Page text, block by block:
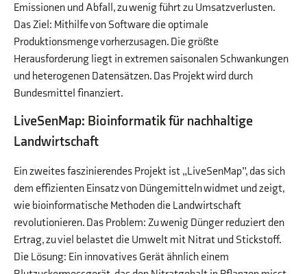
Emissionen und Abfall, zu wenig führt zu Umsatzverlusten.
Das Ziel: Mithilfe von Software die optimale
Produktionsmenge vorherzusagen. Die größte
Herausforderung liegt in extremen saisonalen Schwankungen
und heterogenen Datensätzen. Das Projekt wird durch
Bundesmittel finanziert.
LiveSenMap: Bioinformatik für nachhaltige
Landwirtschaft
Ein zweites faszinierendes Projekt ist „LiveSenMap”, das sich
dem effizienten Einsatz von Düngemitteln widmet und zeigt,
wie bioinformatische Methoden die Landwirtschaft
revolutionieren. Das Problem: Zu wenig Dünger reduziert den
Ertrag, zu viel belastet die Umwelt mit Nitrat und Stickstoff.
Die Lösung: Ein innovatives Gerät ähnlich einem